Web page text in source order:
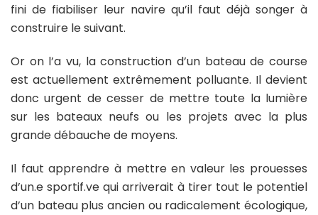
fini de fiabiliser leur navire qu’il faut déjà songer à
construire le suivant.
Or on l’a vu, la construction d’un bateau de course
est actuellement extrêmement polluante. Il devient
donc urgent de cesser de mettre toute la lumière
sur les bateaux neufs ou les projets avec la plus
grande débauche de moyens.
Il faut apprendre à mettre en valeur les prouesses
d’un.e sportif.ve qui arriverait à tirer tout le potentiel
d’un bateau plus ancien ou radicalement écologique,